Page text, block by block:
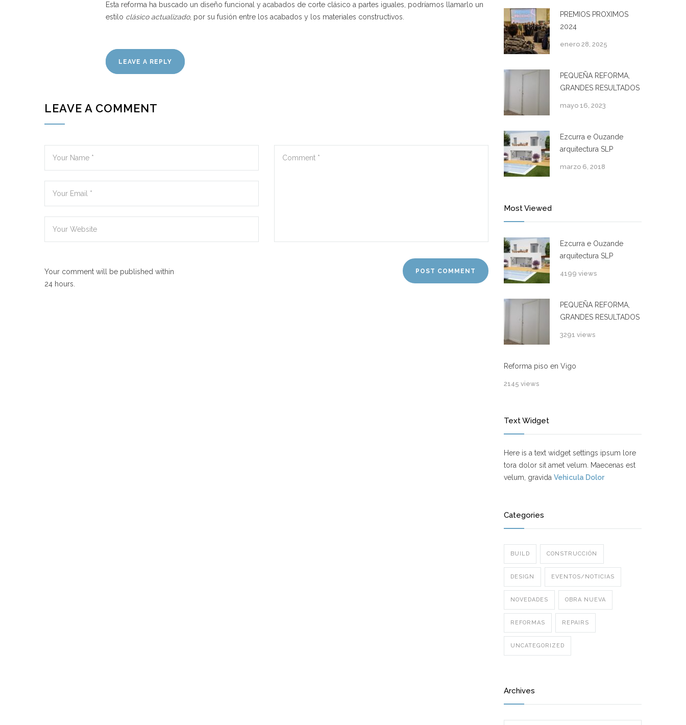
Esta reforma ha buscado un diseño funcional y acabados de corte clásico a partes iguales, podríamos llamarlo un
estilo clásico actualizado, por su fusión entre los acabados y los materiales constructivos.
LEAVE A REPLY
LEAVE A COMMENT
Your comment will be published within
24 hours.
PREMIOS PROXIMOS
2024
enero 28, 2025
PEQUEÑA REFORMA,
GRANDES RESULTADOS
mayo 16, 2023
Ezcurra e Ouzande
arquitectura SLP
marzo 6, 2018
Most Viewed
Ezcurra e Ouzande
arquitectura SLP
4199 views
PEQUEÑA REFORMA,
GRANDES RESULTADOS
3291 views
Reforma piso en Vigo
2145 views
Text Widget
Here is a text widget settings ipsum lore
tora dolor sit amet velum. Maecenas est
velum, gravida Vehicula Dolor
Categories
BUILD CONSTRUCCIÓN
DESIGN EVENTOS/NOTICIAS
NOVEDADES OBRA NUEVA
REFORMAS REPAIRS
UNCATEGORIZED
Archives